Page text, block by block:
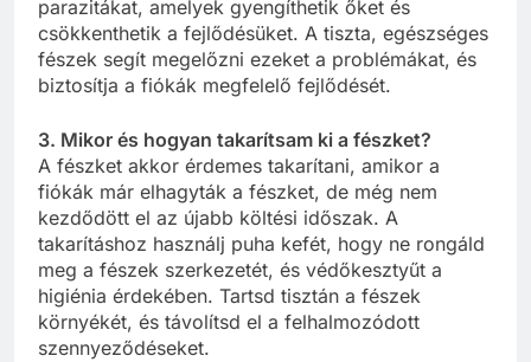
parazitákat, amelyek gyengíthetik őket és
csökkenthetik a fejlődésüket. A tiszta, egészséges
fészek segít megelőzni ezeket a problémákat, és
biztosítja a fiókák megfelelő fejlődését.
3. Mikor és hogyan takarítsam ki a fészket?
A fészket akkor érdemes takarítani, amikor a
fiókák már elhagyták a fészket, de még nem
kezdődött el az újabb költési időszak. A
takarításhoz használj puha kefét, hogy ne rongáld
meg a fészek szerkezetét, és védőkesztyűt a
higiénia érdekében. Tartsd tisztán a fészek
környékét, és távolítsd el a felhalmozódott
szennyeződéseket.